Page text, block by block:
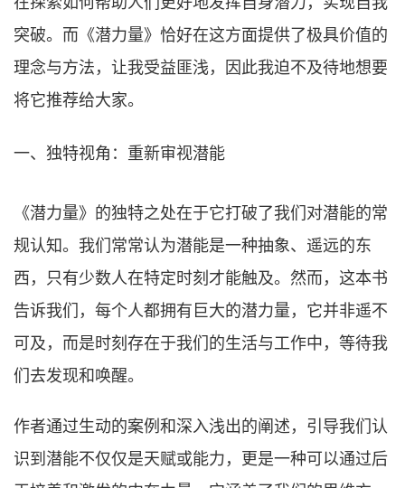
突破。而《潜力量》恰好在这方面提供了极具价值的
理念与方法，让我受益匪浅，因此我迫不及待地想要
将它推荐给大家。
一、独特视角：重新审视潜能
《潜力量》的独特之处在于它打破了我们对潜能的常
规认知。我们常常认为潜能是一种抽象、遥远的东
西，只有少数人在特定时刻才能触及。然而，这本书
告诉我们，每个人都拥有巨大的潜力量，它并非遥不
可及，而是时刻存在于我们的生活与工作中，等待我
们去发现和唤醒。
作者通过生动的案例和深入浅出的阐述，引导我们认
识到潜能不仅仅是天赋或能力，更是一种可以通过后